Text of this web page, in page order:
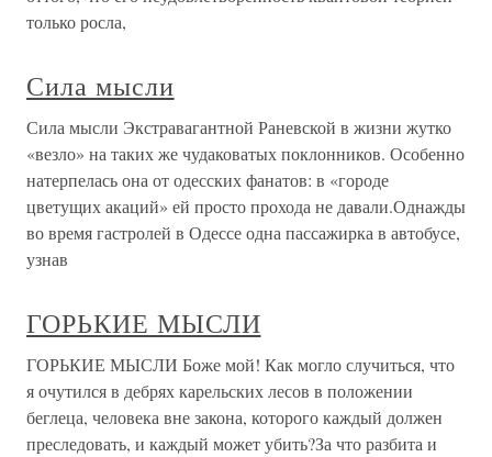
только росла,
Сила мысли
Сила мысли Экстравагантной Раневской в жизни жутко
«везло» на таких же чудаковатых поклонников. Особенно
натерпелась она от одесских фанатов: в «городе
цветущих акаций» ей просто прохода не давали.Однажды
во время гастролей в Одессе одна пассажирка в автобусе,
узнав
ГОРЬКИЕ МЫСЛИ
ГОРЬКИЕ МЫСЛИ Боже мой! Как могло случиться, что
я очутился в дебрях карельских лесов в положении
беглеца, человека вне закона, которого каждый должен
преследовать, и каждый может убить?За что разбита и